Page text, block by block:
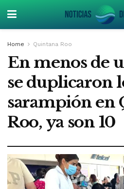
Home Quintana Roo
En menos de
se duplicaron
sarampión en
Roo, ya son 10